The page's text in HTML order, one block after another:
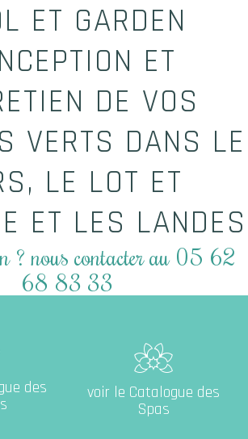
ET GARDEN
ET
DE VOS
VERTS DANS LE
LE LOT ET
ET LES LANDES
? nous contacter au 05 62
68 83 33
des
voir le Catalogue des
Spas